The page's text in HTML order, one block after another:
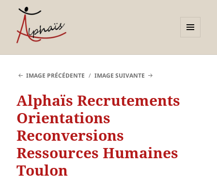
compétences et
orientations adultes et
jeunes
WIDGETS
IMAGE PRÉCÉDENTE IMAGE SUIVANTE
Alphaïs Recrutements
Orientations
Reconversions
Ressources Humaines
Toulon